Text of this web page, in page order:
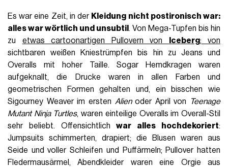
Es war eine Zeit, in der Kleidung nicht postironisch war:
alles war wörtlich und unsubtil . Von Mega-Tupfen bis hin
zu etwas cartoonartigen Pullovern von Iceberg; von
sichtbaren weißen Kniestrümpfen bis hin zu Jeans und
Overalls mit hoher Taille. Sogar Hemdkragen waren
aufgeknallt, die Drucke waren in allen Farben und
geometrischen Formen gehalten und, ein bisschen wie
Sigourney Weaver im ersten Alienoder April von
Teenage
Mutant Ninja Turtles, waren einteilige Overalls im Overall-Stil
sehr beliebt. Offensichtlichwar alles hochdekoriert:
Jumpsuits schimmerten, drapiert; die Blusen waren aus
Seide und voller Schleifen und Puffärmeln; Pullover hatten
Fledermausärmel, Abendkleider waren eine Orgie aus